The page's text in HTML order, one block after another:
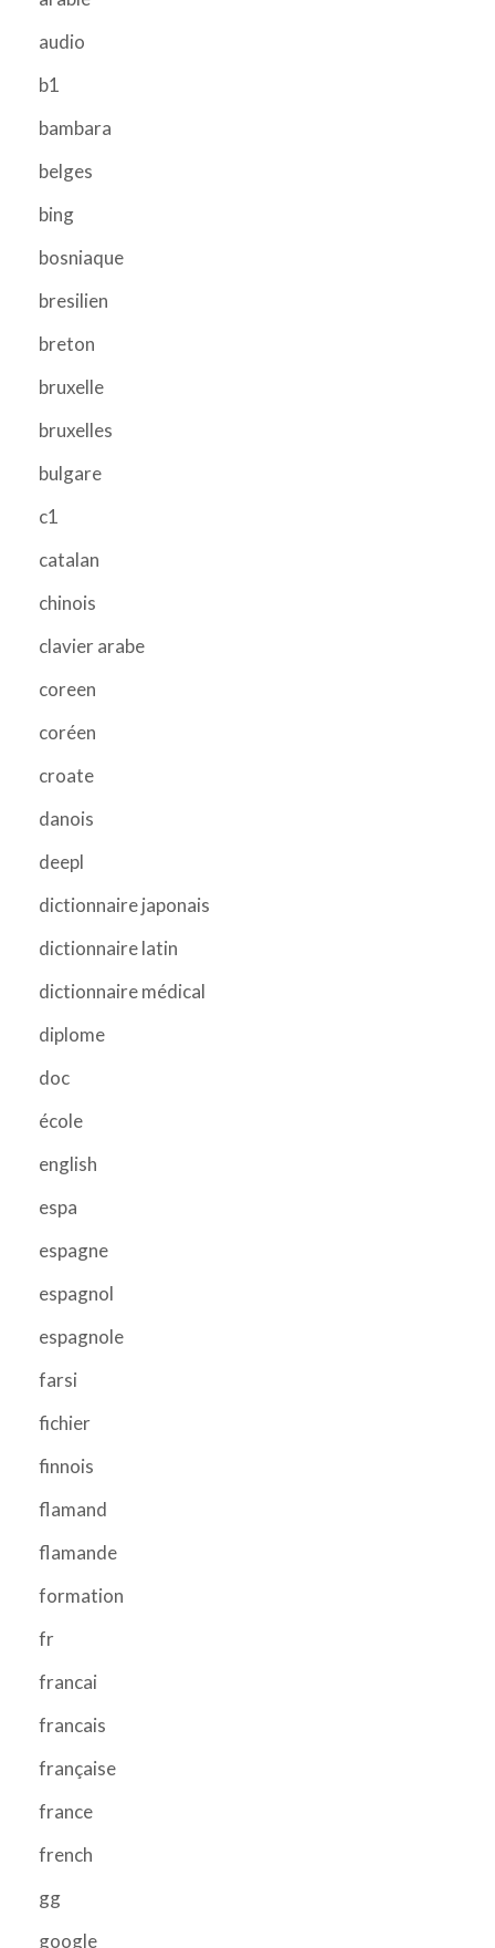
audio
b1
bambara
belges
bing
bosniaque
bresilien
breton
bruxelle
bruxelles
bulgare
c1
catalan
chinois
clavier arabe
coreen
coréen
croate
danois
deepl
dictionnaire japonais
dictionnaire latin
dictionnaire médical
diplome
doc
école
english
espa
espagne
espagnol
espagnole
farsi
fichier
finnois
flamand
flamande
formation
fr
francai
francais
française
france
french
gg
google